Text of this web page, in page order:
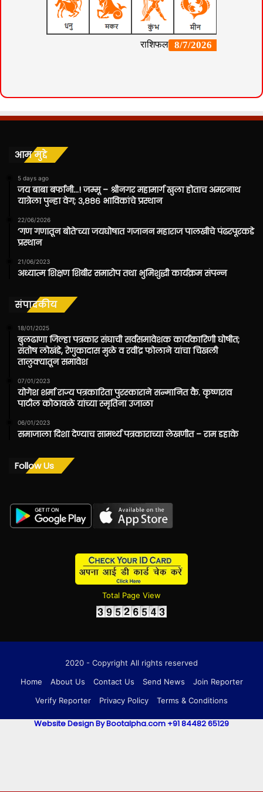
आम मुद्दे
5 days ago
जय बाबा बर्फानी…! जम्मू – श्रीनगर महामार्ग खुला होताच अमरनाथ
यात्रेला पुन्हा वेग; ३,८८६ भाविकांचे प्रस्थान
22/06/2026
‘गण गणातून बोते’च्या जयघोषात गजानन महाराज पालखीचे पंढरपूरकडे
प्रस्थान
21/06/2023
अध्यात्म शिक्षण शिबीर समारोप तथा भुमिशुद्धी कार्यक्रम संपन्न
संपादकीय
18/01/2025
बुलढाणा जिल्हा पत्रकार संघाची सर्वसमावेशक कार्यकारिणी घोषीत;
संतोष लोखंडे, रेणुकादास मुळे व रवींद्र फोलाने यांचा चिखली
तालुक्यातून समावेश
07/01/2023
योगेश शर्मा राज्य पत्रकारिता पुरस्काराने सन्मानित कै. कृष्णराव
पाटील कोठावळे यांच्या स्मृतिना उजाळा
06/01/2023
समाजाला दिशा देण्याच सामर्थ्य पत्रकाराच्या लेखणीत – राम डहाके
Follow Us
Total Page View
2020 - Copyright All rights reserved
Home
About Us Contact Us Send News
Join Reporter
Verify Reporter
Privacy Policy Terms & Conditions
Website Design By Bootalpha.com +91 84482 65129